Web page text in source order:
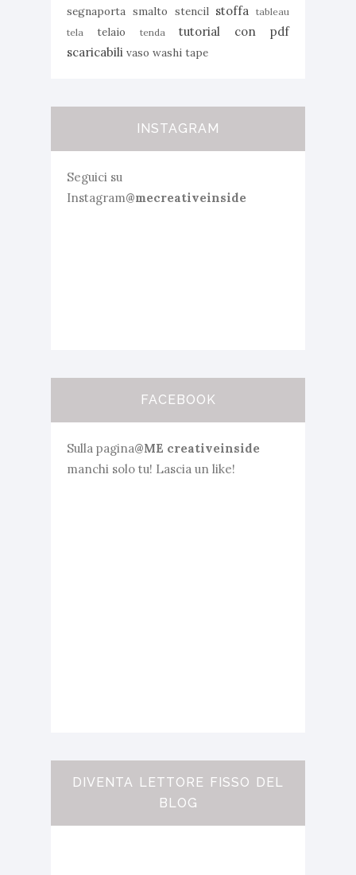
segnaporta smalto stencil stoffa tableau
tela
telaio tenda
tutorial con pdf
scaricabili vaso washi tape
INSTAGRAM
Seguici su
Instagram@mecreativeinside
FACEBOOK
Sulla pagina@ME creativeinside
manchi solo tu! Lascia un like!
DIVENTA LETTORE FISSO DEL
BLOG